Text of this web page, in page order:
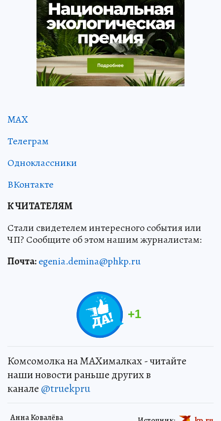
MAX
Телеграм
Одноклассники
ВКонтакте
К ЧИТАТЕЛЯМ
Стали свидетелем интересного события или
ЧП? Сообщите об этом нашим журналистам:
Почта:egenia.demina@phkp.ru
+1
Комсомолка на MAXималках - читайте
наши новости раньше других в
канале @truekpru
Анна Ковалёва